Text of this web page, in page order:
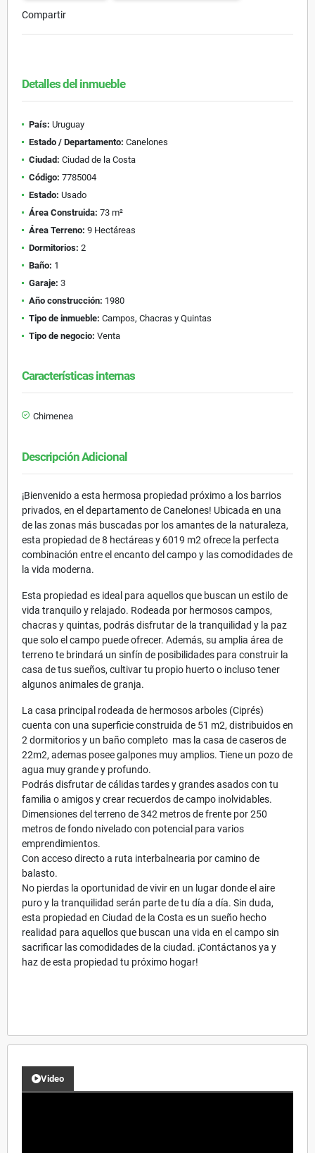
Compartir
Detalles del inmueble
País: Uruguay
Estado / Departamento: Canelones
Ciudad: Ciudad de la Costa
Código: 7785004
Estado: Usado
Área Construida: 73 m²
Área Terreno: 9 Hectáreas
Dormitorios: 2
Baño: 1
Garaje: 3
Año construcción: 1980
Tipo de inmueble: Campos, Chacras y Quintas
Tipo de negocio: Venta
Características internas
Chimenea
Descripción Adicional
¡Bienvenido a esta hermosa propiedad próximo a los barrios
privados, en el departamento de Canelones! Ubicada en una
de las zonas más buscadas por los amantes de la naturaleza,
esta propiedad de 8 hectáreas y 6019 m2 ofrece la perfecta
combinación entre el encanto del campo y las comodidades de
la vida moderna.
Esta propiedad es ideal para aquellos que buscan un estilo de
vida tranquilo y relajado. Rodeada por hermosos campos,
chacras y quintas, podrás disfrutar de la tranquilidad y la paz
que solo el campo puede ofrecer. Además, su amplia área de
terreno te brindará un sinfín de posibilidades para construir la
casa de tus sueños, cultivar tu propio huerto o incluso tener
algunos animales de granja.
La casa principal rodeada de hermosos arboles (Ciprés)
cuenta con una superficie construida de 51 m2, distribuidos en
2 dormitorios y un baño completo mas la casa de caseros de
22m2, ademas posee galpones muy amplios. Tiene un pozo de
agua muy grande y profundo.
Podrás disfrutar de cálidas tardes y grandes asados con tu
familia o amigos y crear recuerdos de campo inolvidables.
Dimensiones del terreno de 342 metros de frente por 250
metros de fondo nivelado con potencial para varios
emprendimientos.
Con acceso directo a ruta interbalnearia por camino de
balasto.
No pierdas la oportunidad de vivir en un lugar donde el aire
puro y la tranquilidad serán parte de tu día a día. Sin duda,
esta propiedad en Ciudad de la Costa es un sueño hecho
realidad para aquellos que buscan una vida en el campo sin
sacrificar las comodidades de la ciudad. ¡Contáctanos ya y
haz de esta propiedad tu próximo hogar!
Video